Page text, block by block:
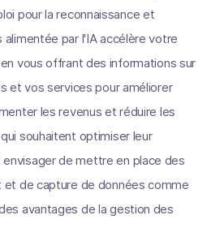
pour la reconnaissance et
par l'IA accélère votre
vous offrant des informations sur
et vos services pour améliorer
les revenus et réduire les
souhaitent optimiser leur
de mettre en place des
de capture de données comme
avantages de la gestion des